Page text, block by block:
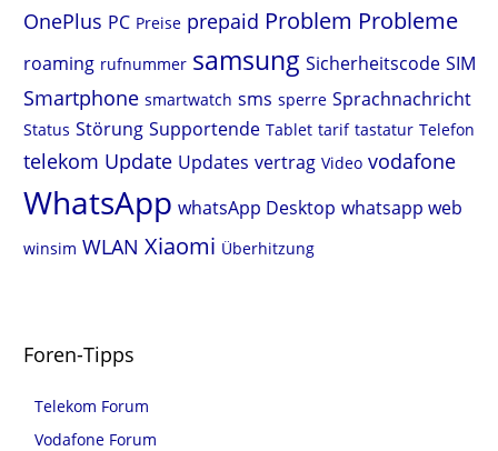
OnePlus PC Preise prepaid Problem Probleme
roaming rufnummer samsung Sicherheitscode SIM
Smartphone smartwatch sms sperre Sprachnachricht
Status Störung Supportende Tablet tarif tastatur Telefon
telekom Update Updates vertrag Video vodafone
WhatsApp whatsApp Desktop whatsapp web
winsim WLAN Xiaomi Überhitzung
Foren-Tipps
Telekom Forum
Vodafone Forum